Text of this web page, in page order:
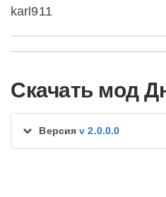
karl911
Скачать мод
Версияv 2.0.0.0